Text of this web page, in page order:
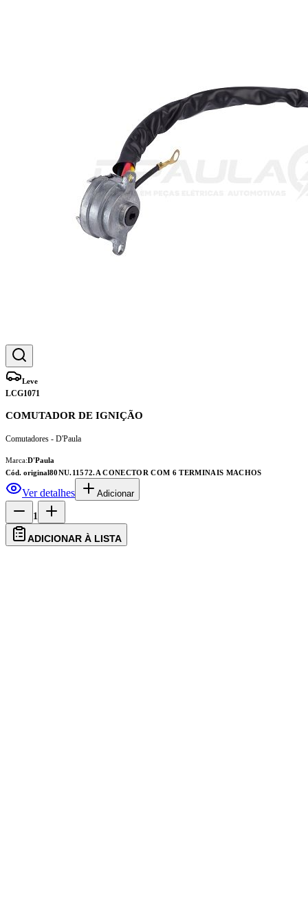
Leve
LCG1071
COMUTADOR DE IGNIÇÃO
Comutadores - D'Paula
Marca:D'Paula
Cód. original80NU.11572.A CONECTOR COM 6 TERMINAIS MACHOS
Ver detalhes Adicionar
1
ADICIONAR À LISTA